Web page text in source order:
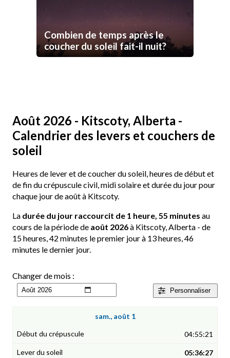
Combien de temps après le
coucher du soleil fait-il nuit?
Août 2026 - Kitscoty, Alberta -
Calendrier des levers et couchers de
soleil
Heures de lever et de coucher du soleil, heures de début et
de fin du crépuscule civil, midi solaire et durée du jour pour
chaque jour de août à Kitscoty.
La durée du jour raccourcit de 1 heure, 55 minutes au
cours de la période de août 2026à Kitscoty, Alberta - de
15 heures, 42 minutes le premier jour à 13 heures, 46
minutes le dernier jour.
Personnaliser
Changer de mois :
sam., août 1
04:55:21
05:36:27